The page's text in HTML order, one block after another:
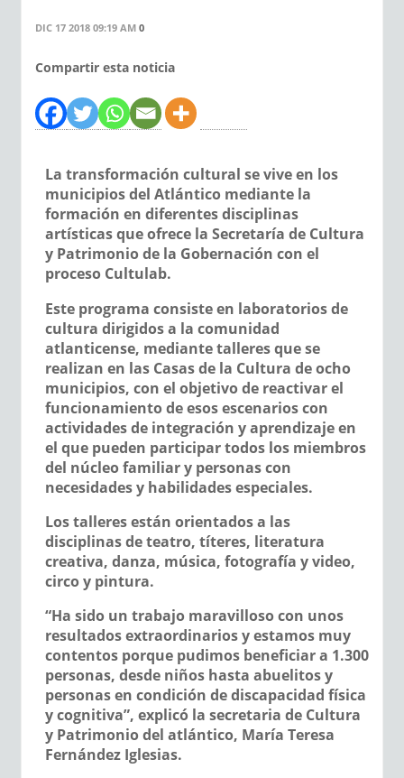
DIC 17 2018 09:19 AM 0
Compartir esta noticia
La transformación cultural se vive en los
municipios del Atlántico mediante la
formación en diferentes disciplinas
artísticas que ofrece la Secretaría de Cultura
y Patrimonio de la Gobernación con el
proceso Cultulab.
Este programa consiste en laboratorios de
cultura dirigidos a la comunidad
atlanticense, mediante talleres que se
realizan en las Casas de la Cultura de ocho
municipios, con el objetivo de reactivar el
funcionamiento de esos escenarios con
actividades de integración y aprendizaje en
el que pueden participar todos los miembros
del núcleo familiar y personas con
necesidades y habilidades especiales.
Los talleres están orientados a las
disciplinas de teatro, títeres, literatura
creativa, danza, música, fotografía y video,
circo y pintura.
“Ha sido un trabajo maravilloso con unos
resultados extraordinarios y estamos muy
contentos porque pudimos beneficiar a 1.300
personas, desde niños hasta abuelitos y
personas en condición de discapacidad física
y cognitiva”, explicó la secretaria de Cultura
y Patrimonio del atlántico, María Teresa
Fernández Iglesias.